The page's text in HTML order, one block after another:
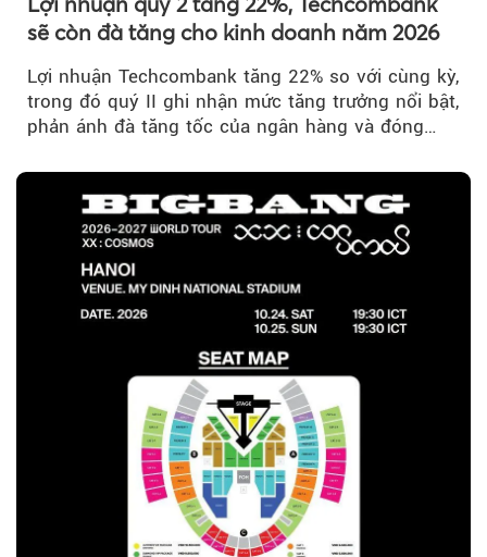
sẽ còn đà tăng cho kinh doanh năm 2026
Lợi nhuận Techcombank tăng 22% so với cùng kỳ,
trong đó quý II ghi nhận mức tăng trưởng nổi bật,
phản ánh đà tăng tốc của ngân hàng và đóng